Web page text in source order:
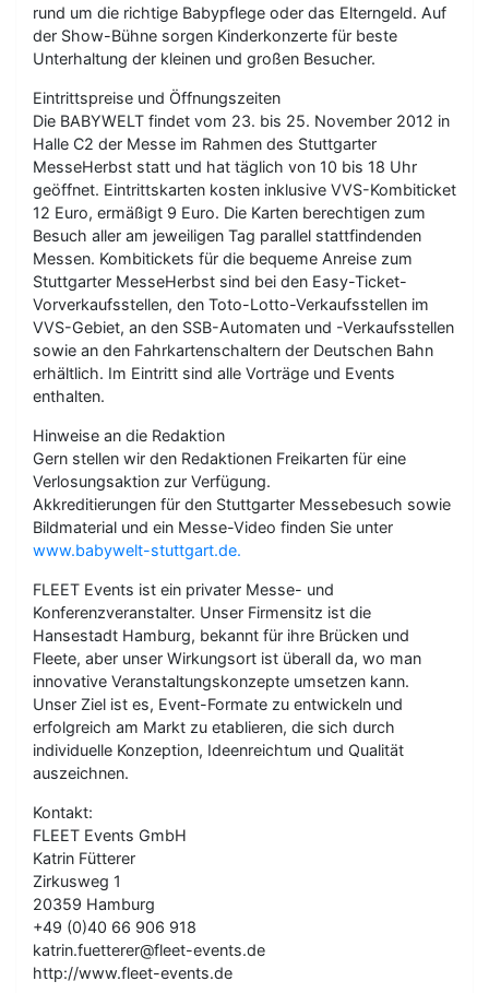
rund um die richtige Babypflege oder das Elterngeld. Auf
der Show-Bühne sorgen Kinderkonzerte für beste
Unterhaltung der kleinen und großen Besucher.
Eintrittspreise und Öffnungszeiten
Die BABYWELT findet vom 23. bis 25. November 2012 in
Halle C2 der Messe im Rahmen des Stuttgarter
MesseHerbst statt und hat täglich von 10 bis 18 Uhr
geöffnet. Eintrittskarten kosten inklusive VVS-Kombiticket
12 Euro, ermäßigt 9 Euro. Die Karten berechtigen zum
Besuch aller am jeweiligen Tag parallel stattfindenden
Messen. Kombitickets für die bequeme Anreise zum
Stuttgarter MesseHerbst sind bei den Easy-Ticket-
Vorverkaufsstellen, den Toto-Lotto-Verkaufsstellen im
VVS-Gebiet, an den SSB-Automaten und -Verkaufsstellen
sowie an den Fahrkartenschaltern der Deutschen Bahn
erhältlich. Im Eintritt sind alle Vorträge und Events
enthalten.
Hinweise an die Redaktion
Gern stellen wir den Redaktionen Freikarten für eine
Verlosungsaktion zur Verfügung.
Akkreditierungen für den Stuttgarter Messebesuch sowie
Bildmaterial und ein Messe-Video finden Sie unter
www.babywelt-stuttgart.de.
FLEET Events ist ein privater Messe- und
Konferenzveranstalter. Unser Firmensitz ist die
Hansestadt Hamburg, bekannt für ihre Brücken und
Fleete, aber unser Wirkungsort ist überall da, wo man
innovative Veranstaltungskonzepte umsetzen kann.
Unser Ziel ist es, Event-Formate zu entwickeln und
erfolgreich am Markt zu etablieren, die sich durch
individuelle Konzeption, Ideenreichtum und Qualität
auszeichnen.
Kontakt:
FLEET Events GmbH
Katrin Fütterer
Zirkusweg 1
20359 Hamburg
+49 (0)40 66 906 918
katrin.fuetterer@fleet-events.de
http://www.fleet-events.de